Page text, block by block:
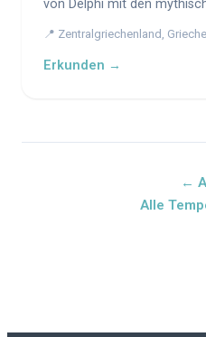
von Delphi mit den
📍 Zentralgriechenland,
Erkunden →
←
Alle